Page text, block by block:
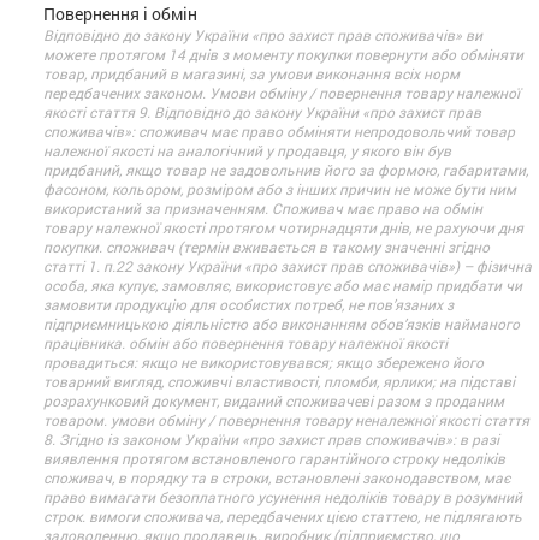
Повернення і обмін
Відповідно до закону України «про захист прав споживачів» ви
можете протягом 14 днів з моменту покупки повернути або обміняти
товар, придбаний в магазині, за умови виконання всіх норм
передбачених законом. Умови обміну / повернення товару належної
якості стаття 9. Відповідно до закону України «про захист прав
споживачів»: споживач має право обміняти непродовольчий товар
належної якості на аналогічний у продавця, у якого він був
придбаний, якщо товар не задовольнив його за формою, габаритами,
фасоном, кольором, розміром або з інших причин не може бути ним
використаний за призначенням. Споживач має право на обмін
товару належної якості протягом чотирнадцяти днів, не рахуючи дня
покупки. споживач (термін вживається в такому значенні згідно
статті 1. п.22 закону України «про захист прав споживачів») – фізична
особа, яка купує, замовляє, використовує або має намір придбати чи
замовити продукцію для особистих потреб, не пов’язаних з
підприємницькою діяльністю або виконанням обов’язків найманого
працівника. обмін або повернення товару належної якості
провадиться: якщо не використовувався; якщо збережено його
товарний вигляд, споживчі властивості, пломби, ярлики; на підставі
розрахунковий документ, виданий споживачеві разом з проданим
товаром. умови обміну / повернення товару неналежної якості стаття
8. Згідно із законом України «про захист прав споживачів»: в разі
виявлення протягом встановленого гарантійного строку недоліків
споживач, в порядку та в строки, встановлені законодавством, має
право вимагати безоплатного усунення недоліків товару в розумний
строк. вимоги споживача, передбачених цією статтею, не підлягають
задоволенню, якщо продавець, виробник (підприємство, що